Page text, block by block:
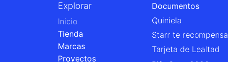
Explorar
Inicio
Tienda
Marcas
Proyectos
Documentos
Quiniela
Starr te recompensa
Tarjeta de Lealtad